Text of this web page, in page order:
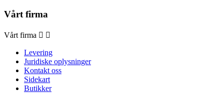
Vårt firma
Vårt firma  
Levering
Juridiske oplysninger
Kontakt oss
Sidekart
Butikker